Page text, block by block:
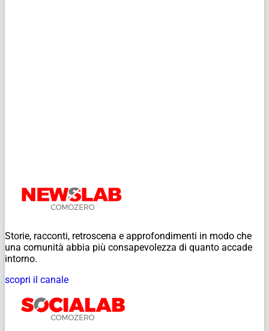
Storie, racconti, retroscena e approfondimenti in modo che
una comunità abbia più consapevolezza di quanto accade
intorno.
scopri il canale